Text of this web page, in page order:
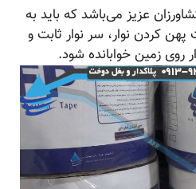
عزیز می‌باشد که باید به
کردن نوار، سر نوار ثابت و
زمین خوابانده شود.